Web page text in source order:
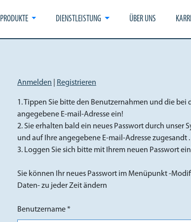
PRODUKTE DIENSTLEISTUNG ÜBER UNS
Anmelden Registrieren
1. Tippen Sie bitte den Benutzernahmen und die bei
angegebene E-mail-Adresse ein!
2. Sie erhalten bald ein neues Passwort durch unser
und auf Ihre angegebene E-mail-Adresse zugesandt .
3. Loggen Sie sich bitte mit Ihrem neuen Passwort
Sie können Ihr neues Passwort im Menüpunkt -
Daten- zu jeder Zeit ändern
Benutzername *